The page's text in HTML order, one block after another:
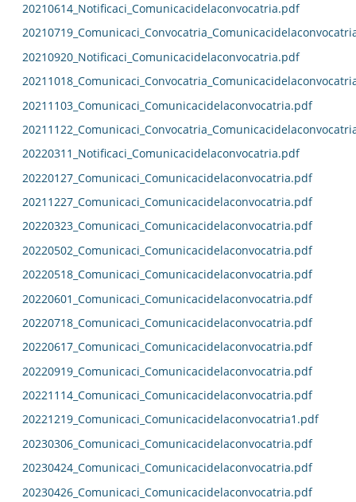
20210614_Notificaci_Comunicacidelaconvocatria.pdf
20210920_Notificaci_Comunicacidelaconvocatria.pdf
20211103_Comunicaci_Comunicacidelaconvocatria.pdf
20220311_Notificaci_Comunicacidelaconvocatria.pdf
20220127_Comunicaci_Comunicacidelaconvocatria.pdf
20211227_Comunicaci_Comunicacidelaconvocatria.pdf
20220323_Comunicaci_Comunicacidelaconvocatria.pdf
20220502_Comunicaci_Comunicacidelaconvocatria.pdf
20220518_Comunicaci_Comunicacidelaconvocatria.pdf
20220601_Comunicaci_Comunicacidelaconvocatria.pdf
20220718_Comunicaci_Comunicacidelaconvocatria.pdf
20220617_Comunicaci_Comunicacidelaconvocatria.pdf
20220919_Comunicaci_Comunicacidelaconvocatria.pdf
20221114_Comunicaci_Comunicacidelaconvocatria.pdf
20221219_Comunicaci_Comunicacidelaconvocatria1.pdf
20230306_Comunicaci_Comunicacidelaconvocatria.pdf
20230424_Comunicaci_Comunicacidelaconvocatria.pdf
20230426_Comunicaci_Comunicacidelaconvocatria.pdf